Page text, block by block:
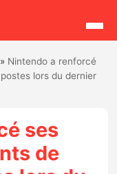
Rechercher
» Nintendo a renforcé
lors du dernier
ses
de